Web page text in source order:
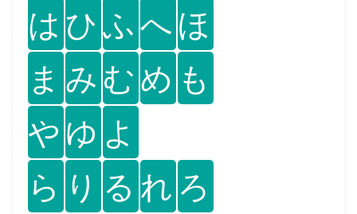
は ひふへほ
ま み むめ も
や ゆ よ
ら り る れ ろ